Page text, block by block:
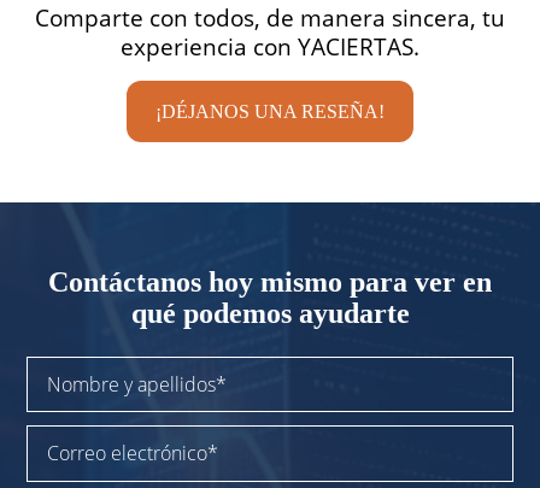
Comparte con todos, de manera sincera, tu
experiencia con YACIERTAS.
¡DÉJANOS UNA RESEÑA!
Contáctanos hoy mismo para ver en
qué podemos ayudarte